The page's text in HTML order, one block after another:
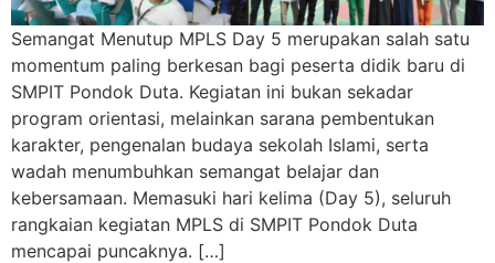
Semangat Menutup MPLS Day 5 merupakan salah satu
momentum paling berkesan bagi peserta didik baru di
SMPIT Pondok Duta. Kegiatan ini bukan sekadar
program orientasi, melainkan sarana pembentukan
karakter, pengenalan budaya sekolah Islami, serta
wadah menumbuhkan semangat belajar dan
kebersamaan. Memasuki hari kelima (Day 5), seluruh
rangkaian kegiatan MPLS di SMPIT Pondok Duta
mencapai puncaknya. […]